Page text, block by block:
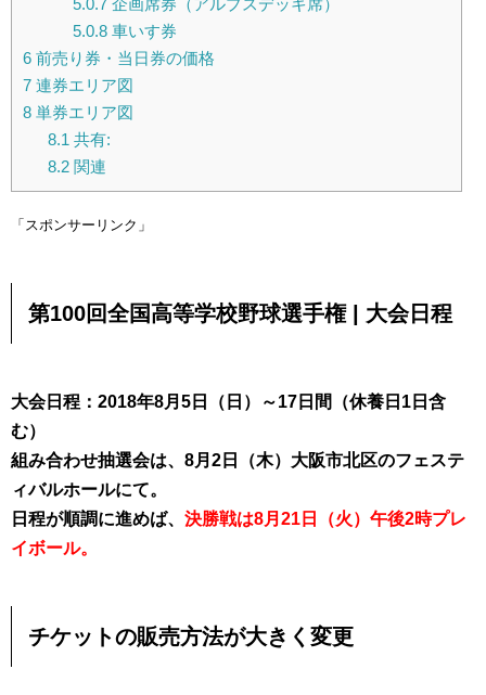
5.0.7企画席券（アルプスデッキ席）
5.0.8車いす券
6 前売り券・当日券の価格
7 連券エリア図
8 単券エリア図
8.1共有:
8.2関連
「スポンサーリンク」
第100回全国高等学校野球選手権 | 大会日程
大会日程：2018年8月5日（日）～17日間（休養日1日含
む）
組み合わせ抽選会は、8月2日（木）大阪市北区のフェステ
ィバルホールにて。
日程が順調に進めば、 決勝戦は8月21日（火）午後2時プレ
イボール。
チケットの販売方法が大きく変更